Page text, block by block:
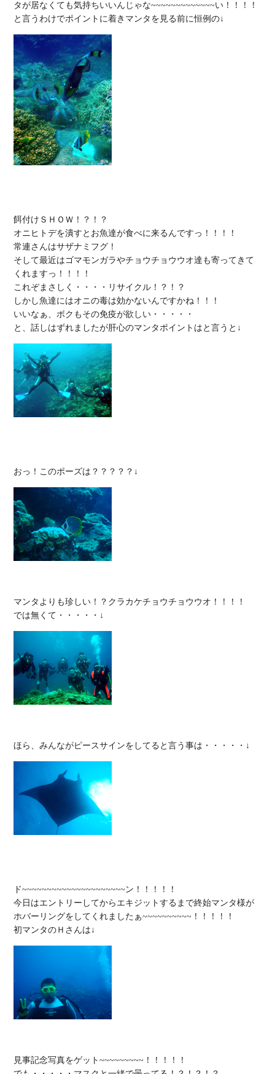
タが居なくても気持ちいいんじゃな~~~~~~~~~~~~~い！！！！
餌付けＳＨＯＷ！？！？
オニヒトデを潰すとお魚達が食べに来るんですっ！！！！
常連さんはサザナミフグ！
そして最近はゴマモンガラやチョウチョウウオ達も寄ってきて
くれますっ！！！！
これぞまさしく・・・・リサイクル！？！？
しかし魚達にはオニの毒は効かないんですかね！！！
いいなぁ、ボクもその免疫が欲しい・・・・・
マンタよりも珍しい！？クラカケチョウチョウウオ！！！！
ド~~~~~~~~~~~~~~~~~~~~~ン！！！！！
今日はエントリーしてからエキジットするまで終始マンタ様が
ホバーリングをしてくれましたぁ~~~~~~~~~~！！！！！
見事記念写真をゲット~~~~~~~~~！！！！！